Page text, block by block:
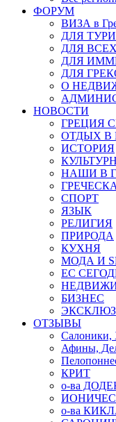
ФОРУМ
ВИЗА в
ДЛЯ
ДЛЯ ВСЕХ
ДЛЯ
ДЛЯ
О
НОВОСТИ
ГРЕЦИЯ
ОТДЫХ В
ИСТОРИЯ
НАШИ В
СПОРТ
ЯЗЫК
РЕЛИГИЯ
ПРИРОДА
КУХНЯ
МОДА И
ЕС
БИЗНЕС
ОТЗЫВЫ
Салоники,
Афины,
КРИТ
о-ва
о-ва